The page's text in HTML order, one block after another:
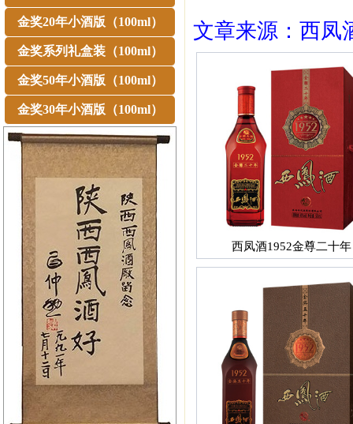
金奖20年小酒版（100ml）
金奖系列礼盒装（100ml）
金奖50年小酒版（100ml）
金奖30年小酒版（100ml）
文章来源：西凤
西凤酒1952金尊二十年